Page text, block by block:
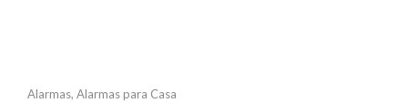
Alarmas, Alarmas para Casa